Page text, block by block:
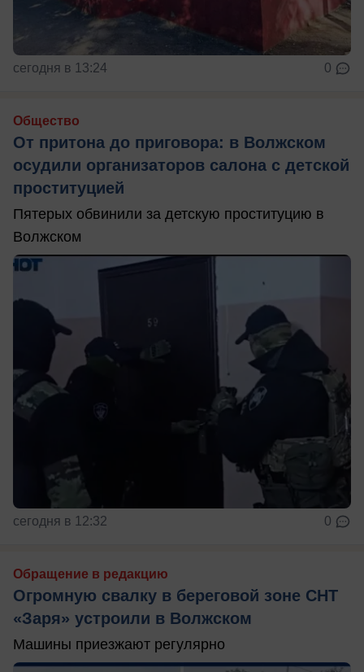
сегодня в 13:24 0
Общество
От притона до приговора: в Волжском
осудили организаторов салона с детской
проституцией
Пятерых обвинили за детскую проституцию в
Волжском
сегодня в 12:32 0
Обращение в редакцию
Огромную свалку в береговой зоне СНТ
«Заря» устроили в Волжском
Машины приезжают регулярно